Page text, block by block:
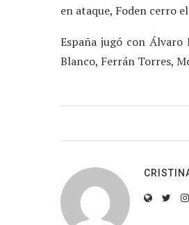
en ataque, Foden cerro
España jugó con Álvaro
Blanco, Ferrán Torres,